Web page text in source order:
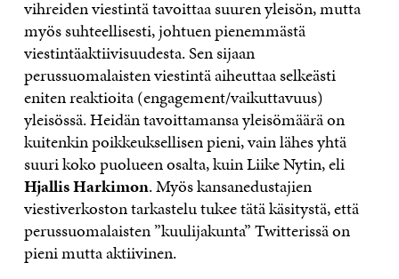
vihreiden viestintä tavoittaa suuren yleisön, mutta
myös suhteellisesti, johtuen pienemmästä
viestintäaktiivisuudesta. Sen sijaan
perussuomalaisten viestintä aiheuttaa selkeästi
eniten reaktioita (engagement/vaikuttavuus)
yleisössä. Heidän tavoittamansa yleisömäärä on
kuitenkin poikkeuksellisen pieni, vain lähes yhtä
suuri koko puolueen osalta, kuin Liike Nytin, eli
Hjallis Harkimon. Myös kansanedustajien
viestiverkoston tarkastelu tukee tätä käsitystä, että
perussuomalaisten ”kuulijakunta” Twitterissä on
pieni mutta aktiivinen.